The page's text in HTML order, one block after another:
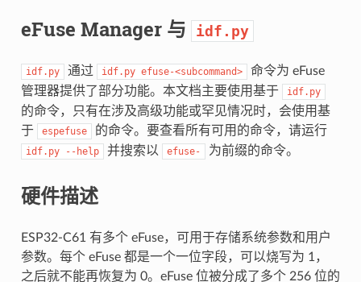
eFuse Manager 与 idf.py
idf.py 通过 idf.py efuse-<subcommand>
命令为 eFuse
管理器提供了部分功能。本文档主要使用基于
idf.py
的命令，只有在涉及高级功能或罕见情况时，会使用基
于
espefuse 的命令。要查看所有可用的命令，请运行
idf.py --help 并搜索以 efuse- 为前缀的命令。
硬件描述
ESP32-C61 有多个 eFuse，可用于存储系统参数和用户
参数。每个 eFuse 都是一个一位字段，可以烧写为 1，
之后就不能再恢复为 0。eFuse 位被分成了多个 256 位的